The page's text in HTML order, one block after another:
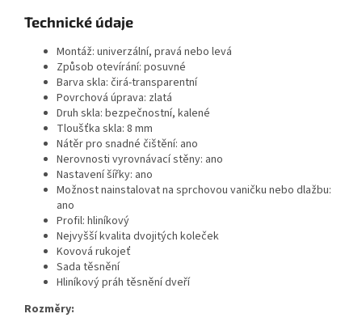
Technické údaje
Montáž: univerzální, pravá nebo levá
Způsob otevírání: posuvné
Barva skla: čirá-transparentní
Povrchová úprava: zlatá
Druh skla: bezpečnostní, kalené
Tloušťka skla: 8 mm
Nátěr pro snadné čištění: ano
Nerovnosti vyrovnávací stěny: ano
Nastavení šířky: ano
Možnost nainstalovat na sprchovou vaničku nebo dlažbu:
ano
Profil: hliníkový
Nejvyšší kvalita dvojitých koleček
Kovová rukojeť
Sada těsnění
Hliníkový práh těsnění dveří
Rozměry: